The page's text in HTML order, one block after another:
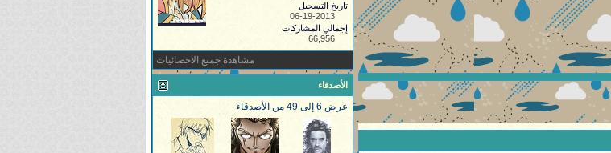
تاريخ التسجيل
06-19-2013
إجمالي المشاركات
66,956
مشاهدة جميع الاحصائيات
الأصدقاء
عرض 6 إلى 49 من الأصدقاء